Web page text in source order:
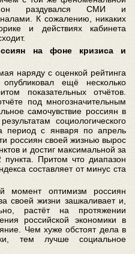
он раздувался СМИ и
К сожалению, никаких
и действиях кабинета
на фоне кризиса и
наряду с оценкой рейтинга
ещё несколько
показательных отчётов.
под многозначительным
самочувствие россиян в
социологического
период с января по апрель
россиян своей жизнью вырос
и достиг максимальной за
Притом что диапазон
составляет от минус ста
момент оптимизм россиян
своей жизни зашкаливает и,
растёт на протяжении
российской экономики в
Чем хуже обстоят дела в
тем лучше социальное